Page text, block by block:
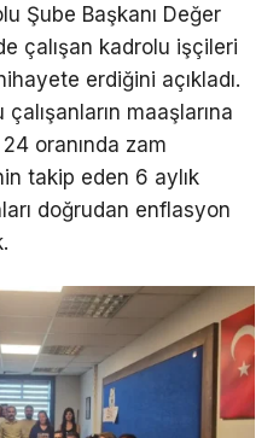
Şube Başkanı Değer
çalışan kadrolu işçileri
erdiğini açıkladı.
maaşlarına
oranında zam
takip eden 6 aylık
doğrudan enflasyon